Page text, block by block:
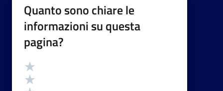
Quanto sono chiare le
informazioni su questa
pagina?
Valutazione